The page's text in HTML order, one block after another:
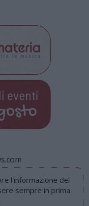
eventi
l'informazione del
sempre in prima